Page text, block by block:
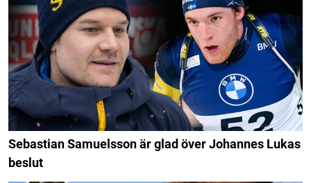
Sebastian Samuelsson är glad över Johannes Lukas
beslut